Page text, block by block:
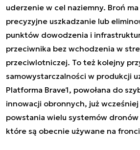
uderzenie w cel naziemny. Broń
precyzyjne uszkadzanie lub
punktów dowodzenia i
przeciwnika bez wchodzenia w
przeciwlotniczej. To też kolejny
samowystarczalności w produkcji
Platforma Brave1, powołana do
innowacji obronnych, już wcześniej
powstania wielu systemów
które są obecnie używane na